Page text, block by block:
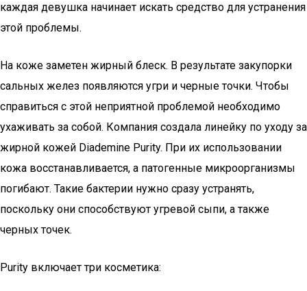
каждая девушка начинает искать средство для устранения
этой проблемы.
На коже заметен жирный блеск. В результате закупорки
сальных желез появляются угри и черные точки. Чтобы
справиться с этой неприятной проблемой необходимо
ухаживать за собой. Компания создала линейку по уходу за
жирной кожей Diademine Purity. При их использовании
кожа восстанавливается, а патогенные микроорганизмы
погибают. Такие бактерии нужно сразу устранять,
поскольку они способствуют угревой сыпи, а также
черных точек.
Purity включает три косметика: